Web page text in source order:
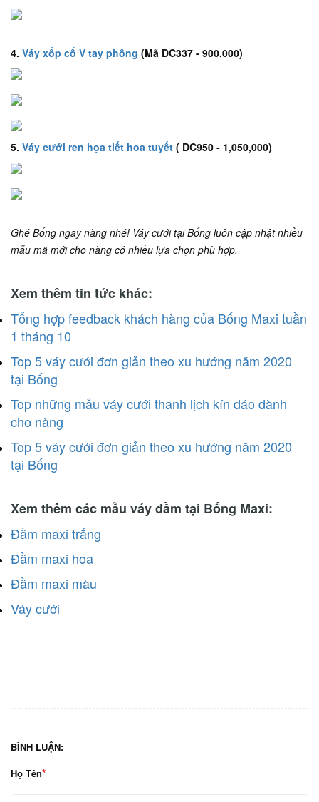
4. Váy xốp cổ V tay phồng (Mã DC337 - 900,000)
5. Váy cưới ren họa tiết hoa tuyết ( DC950 - 1,050,000)
Ghé Bống ngay nàng nhé! Váy cưới tại Bống luôn cập nhật nhiều
mẫu mã mới cho nàng có nhiều lựa chọn phù hợp.
Xem thêm tin tức khác:
Tổng hợp feedback khách hàng của Bống Maxi tuần
1 tháng 10
Top 5 váy cưới đơn giản theo xu hướng năm 2020
tại Bống
Top những mẫu váy cưới thanh lịch kín đáo dành
cho nàng
Top 5 váy cưới đơn giản theo xu hướng năm 2020
tại Bống
Xem thêm các mẫu váy đầm tại Bống Maxi:
Đầm maxi trắng
Đầm maxi hoa
Đầm maxi màu
Váy cưới
BÌNH LUẬN:
Họ Tên